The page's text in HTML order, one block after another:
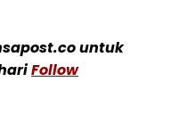
untuk
Follow